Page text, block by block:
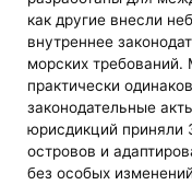
как другие внесли
внутреннее
морских
практически
законодательные
юрисдикций приняли
островов и
без особых